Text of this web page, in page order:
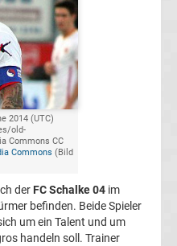
2014 (UTC)
old-
Commons CC
Commons (Bild
der FC Schalke 04 im
befinden. Beide Spieler
um ein Talent und um
handeln soll. Trainer